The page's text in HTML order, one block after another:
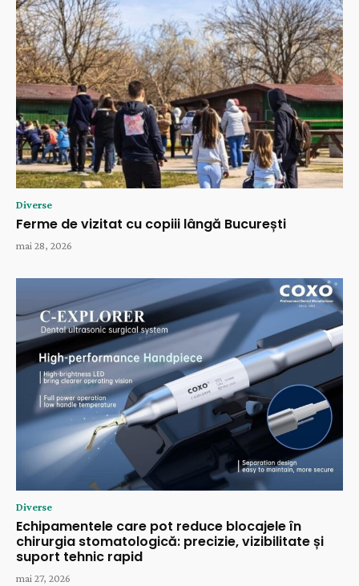
Diverse
Ferme de vizitat cu copiii lângă București
mai 28, 2026
Diverse
Echipamentele care pot reduce blocajele în
chirurgia stomatologică: precizie, vizibilitate și
suport tehnic rapid
mai 27, 2026